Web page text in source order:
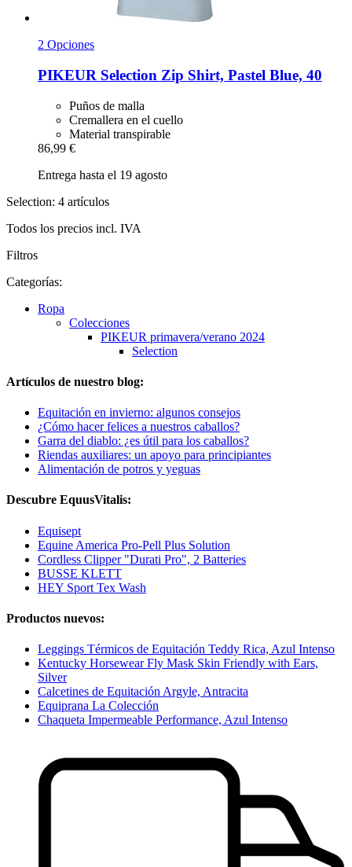
2 Opciones
PIKEUR Selection Zip Shirt, Pastel Blue, 40
Puños de malla
Cremallera en el cuello
Material transpirable
86,99 €
Entrega hasta el 19 agosto
Selection: 4 artículos
Todos los precios incl. IVA
Filtros
Categorías:
Ropa
Colecciones
PIKEUR primavera/verano 2024
Selection
Artículos de nuestro blog:
Equitación en invierno: algunos consejos
¿Cómo hacer felices a nuestros caballos?
Garra del diablo: ¿es útil para los caballos?
Riendas auxiliares: un apoyo para principiantes
Alimentación de potros y yeguas
Descubre EquusVitalis:
Equisept
Equine America Pro-Pell Plus Solution
Cordless Clipper "Durati Pro", 2 Batteries
BUSSE KLETT
HEY Sport Tex Wash
Productos nuevos:
Leggings Térmicos de Equitación Teddy Rica, Azul Intenso
Kentucky Horsewear Fly Mask Skin Friendly with Ears,
Silver
Calcetines de Equitación Argyle, Antracita
Equiprana La Colección
Chaqueta Impermeable Performance, Azul Intenso